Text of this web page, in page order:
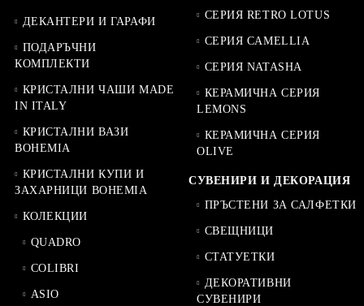
ДЕКАНТЕРИ И ГАРАФИ
ПОДАРЪЧНИ
КОМПЛЕКТИ
КРИСТАЛНИ ЧАШИ MADE
IN ITALY
КРИСТАЛНИ ВАЗИ
BOHEMIA
КРИСТАЛНИ КУПИ И
ЗАХАРНИЦИ BOHEMIA
КОЛЕКЦИИ
QUADRO
COLIBRI
ASIO
СЕРИЯ RETRO LOTUS
СЕРИЯ CAMELLIA
СЕРИЯ NATASHA
КЕРАМИЧНА СЕРИЯ
LEMONS
КЕРАМИЧНА СЕРИЯ
OLIVE
СУВЕНИРИ И ДЕКОРАЦИЯ
ПРЪСТЕНИ ЗА САЛФЕТКИ
СВЕЩНИЦИ
СТАТУЕТКИ
ДЕКОРАТИВНИ
СУВЕНИРИ